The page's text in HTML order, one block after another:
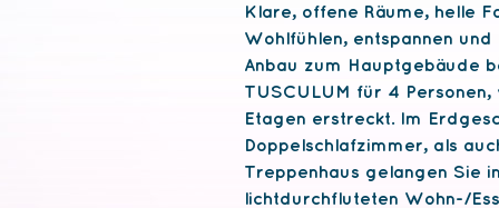
Klare, offene Räume, helle
Wohlfühlen, entspannen
Anbau zum Hauptgebäude
TUSCULUM für 4 Personen,
Etagen erstreckt. Im
Doppelschlafzimmer, als
Treppenhaus gelangen Sie
lichtdurchfluteten Wohn-/